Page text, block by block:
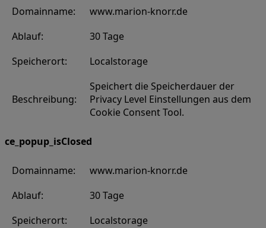
Domainname:
www.marion-knorr.de
Ablauf:
30 Tage
Speicherort:
Localstorage
Beschreibung:
Speichert die Speicherdauer der
Privacy Level Einstellungen aus dem
Cookie Consent Tool.
ce_popup_isClosed
Domainname:
www.marion-knorr.de
Ablauf:
30 Tage
Speicherort:
Localstorage